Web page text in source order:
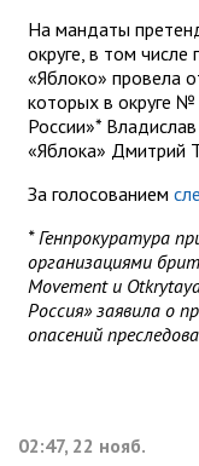
На мандаты
округе, в том числе
«Яблоко» провела
которых в округе
России»*
«Яблока» Дмитрий
За голосованием
* Генпрокуратура
организациями
Movement и
Россия» заявила о
опасений
02:47, 22 нояб.